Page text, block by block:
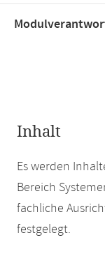
Inhalt
Es werden
Bereich
fachliche
festgelegt.